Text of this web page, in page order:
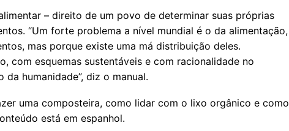
– direito de um povo de determinar suas próprias
“Um forte problema a nível mundial é o da alimentação,
mas porque existe uma má distribuição deles.
com esquemas sustentáveis e com racionalidade no
humanidade”, diz o manual.
uma composteira, como lidar com o lixo orgânico e como
está em espanhol.